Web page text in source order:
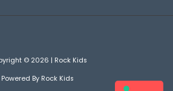
© 2026 | Rock Kids
Powered By Rock Kids